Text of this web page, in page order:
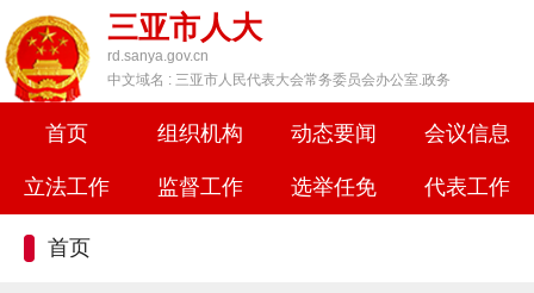
三亚市人大
rd.sanya.gov.cn
中文域名 : 三亚市人民代表大会常务委员会办公室.政务
首页 组织机构 动态要闻 会议信息
立法工作 监督工作 选举任免 代表工作
首页